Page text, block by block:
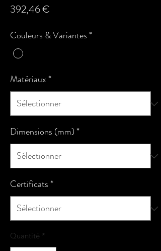
392,46 €
Couleurs & Variantes*
Matériaux*
Dimensions (mm)*
Certificats*
Quantité *